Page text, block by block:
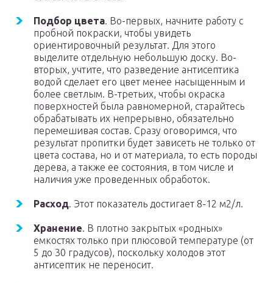
Подбор цвета. Во-первых, начните работу с
пробной покраски, чтобы увидеть
ориентировочный результат. Для этого
выделите отдельную небольшую доску. Во-
вторых, учтите, что разведение антисептика
водой сделает его цвет менее насыщенным и
более светлым. В-третьих, чтобы окраска
поверхностей была равномерной, старайтесь
обрабатывать их непрерывно, обязательно
перемешивая состав. Сразу оговоримся, что
результат пропитки будет зависеть не только от
цвета состава, но и от материала, то есть породы
дерева, а также ее состояния, в том числе и
наличия уже проведенных обработок.
Расход. Этот показатель достигает 8-12 м2/л.
Хранение. В плотно закрытых «родных»
емкостях только при плюсовой температуре (от
5 до 30 градусов), поскольку холодов этот
антисептик не переносит.